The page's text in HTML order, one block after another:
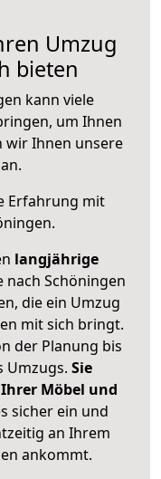
Umzug
bieten
kann viele
um Ihnen
wir Ihnen unsere
Erfahrung mit
.
langjährige
nach Schöningen
die ein Umzug
mit sich bringt.
der Planung bis
Umzugs. Sie
Möbel und
sicher ein und
an Ihrem
ankommt.